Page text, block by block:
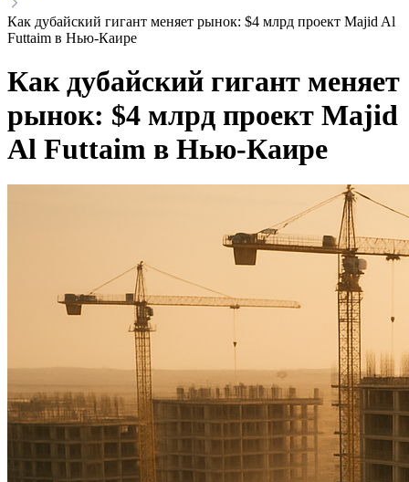
Как дубайский гигант меняет рынок: $4 млрд проект Majid Al
Futtaim в Нью-Каире
Как дубайский гигант меняет
рынок: $4 млрд проект Majid
Al Futtaim в Нью-Каире